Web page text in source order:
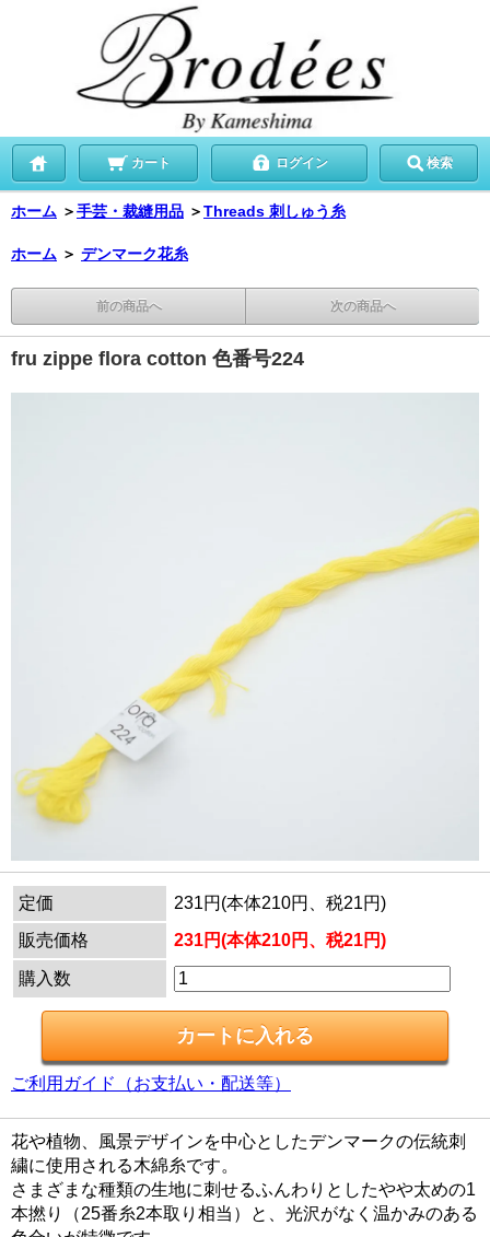
カート ログイン 検索
ホーム ＞手芸・裁縫用品 ＞Threads 刺しゅう糸
ホーム ＞ デンマーク花糸
前の商品へ 次の商品へ
fru zippe flora cotton 色番号224
定価
231円(本体210円、税21円)
販売価格
231円(本体210円、税21円)
購入数
ご利用ガイド（お支払い・配送等）
花や植物、風景デザインを中心としたデンマークの伝統刺
繍に使用される木綿糸です。
さまざまな種類の生地に刺せるふんわりとしたやや太めの1
本撚り（25番糸2本取り相当）と、光沢がなく温かみのある